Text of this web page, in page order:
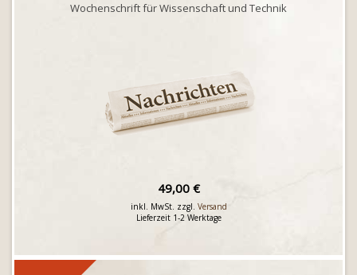
Wochenschrift für Wissenschaft und Technik
49,00 €
inkl. MwSt. zzgl. Versand
Lieferzeit 1-2 Werktage